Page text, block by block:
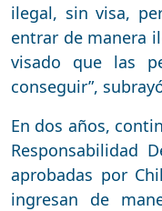
ilegal, sin visa,
entrar de manera
visado que las
conseguir”,
En dos años,
Responsabilidad
aprobadas por
ingresan de